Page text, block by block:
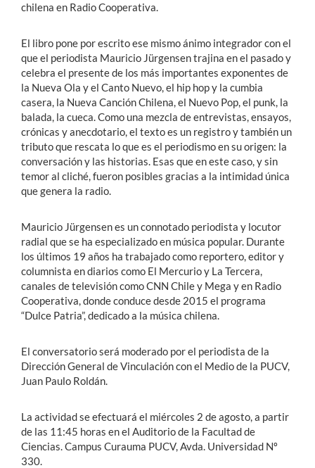
chilena en Radio Cooperativa.
El libro pone por escrito ese mismo ánimo integrador con el
que el periodista Mauricio Jürgensen trajina en el pasado y
celebra el presente de los más importantes exponentes de
la Nueva Ola y el Canto Nuevo, el hip hop y la cumbia
casera, la Nueva Canción Chilena, el Nuevo Pop, el punk, la
balada, la cueca. Como una mezcla de entrevistas, ensayos,
crónicas y anecdotario, el texto es un registro y también un
tributo que rescata lo que es el periodismo en su origen: la
conversación y las historias. Esas que en este caso, y sin
temor al cliché, fueron posibles gracias a la intimidad única
que genera la radio.
Mauricio Jürgensen es un connotado periodista y locutor
radial que se ha especializado en música popular. Durante
los últimos 19 años ha trabajado como reportero, editor y
columnista en diarios como El Mercurio y La Tercera,
canales de televisión como CNN Chile y Mega y en Radio
Cooperativa, donde conduce desde 2015 el programa
“Dulce Patria”, dedicado a la música chilena.
El conversatorio será moderado por el periodista de la
Dirección General de Vinculación con el Medio de la PUCV,
Juan Paulo Roldán.
La actividad se efectuará el miércoles 2 de agosto, a partir
de las 11:45 horas en el Auditorio de la Facultad de
Ciencias. Campus Curauma PUCV, Avda. Universidad Nº
330.